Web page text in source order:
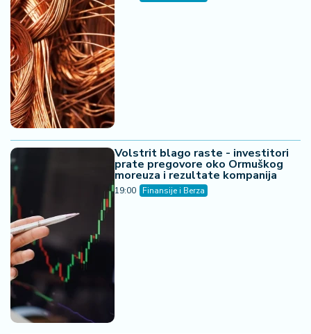
Volstrit blago raste - investitori
prate pregovore oko Ormuškog
moreuza i rezultate kompanija
19:00 Finansije i Berza